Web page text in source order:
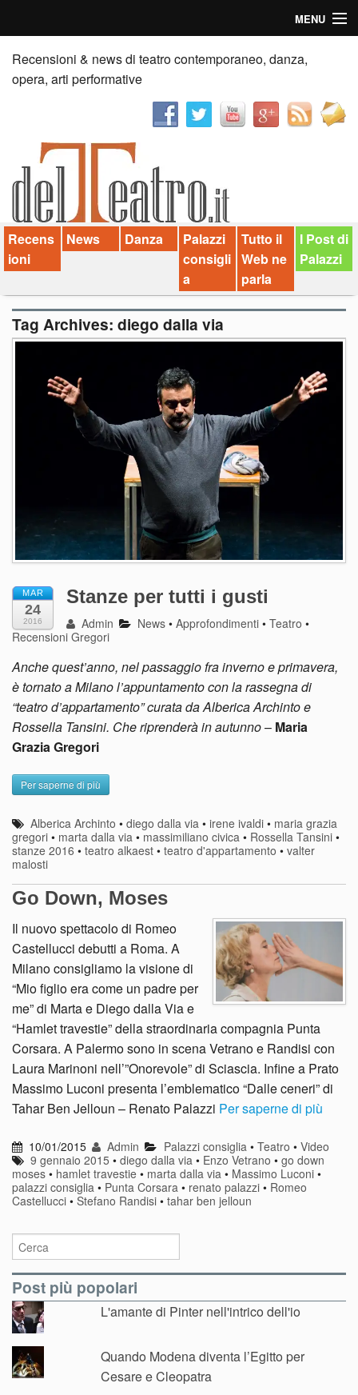
MENU
Home
Recensioni
News
Palazzi consiglia
Video
Chi siamo
Contatti
Recensioni & news di teatro contemporaneo, danza,
opera, arti performative
Recens
ioni
News Danza
Palazzi
consigli
a
Tutto il
Web ne
parla
I Post di
Palazzi
Tag Archives: diego dalla via
MAR
24
2016
Stanze per tutti i gusti
Admin News •Approfondimenti •Teatro •
Recensioni Gregori
Anche quest’anno, nel passaggio fra inverno e primavera,
è tornato a Milano l’appuntamento con la rassegna di
“teatro d’appartamento” curata da Alberica Archinto e
Rossella Tansini. Che riprenderà in autunno– Maria
Grazia Gregori
Per saperne di più
Alberica Archinto •diego dalla via •irene ivaldi • maria grazia
gregori • marta dalla via • massimiliano civica • Rossella Tansini •
stanze 2016 • teatro alkaest • teatro d'appartamento • valter
malosti
Go Down, Moses
Il nuovo spettacolo di Romeo
Castellucci debutti a Roma. A
Milano consigliamo la visione di
“Mio figlio era come un padre per
me” di Marta e Diego dalla Via e
“Hamlet travestie” della straordinaria compagnia Punta
Corsara. A Palermo sono in scena Vetrano e Randisi con
Laura Marinoni nell’”Onorevole” di Sciascia. Infine a Prato
Massimo Luconi presenta l’emblematico “Dalle ceneri” di
Tahar Ben Jelloun – Renato Palazzi Per saperne di più
10/01/2015 Admin Palazzi consiglia• Teatro • Video
9 gennaio 2015 •diego dalla via • Enzo Vetrano •go down
moses • hamlet travestie • marta dalla via • Massimo Luconi •
palazzi consiglia • Punta Corsara • renato palazzi • Romeo
Castellucci • Stefano Randisi • tahar ben jelloun
Post più popolari
L'amante di Pinter nell'intrico dell'io
Quando Modena diventa l’Egitto per
Cesare e Cleopatra